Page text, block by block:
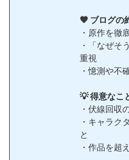
🧡 ブログの
・原作を徹
・「なぜそ
重視
・憶測や不
💡 得意なこ
・伏線回収
・キャラク
と
・作品を超